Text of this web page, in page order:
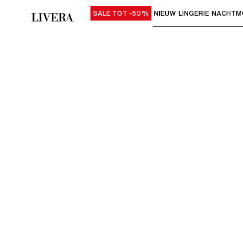
Gebruik "Pijl omlaag" of "Enter"
SALE TOT -50% NIEUW LINGERIE